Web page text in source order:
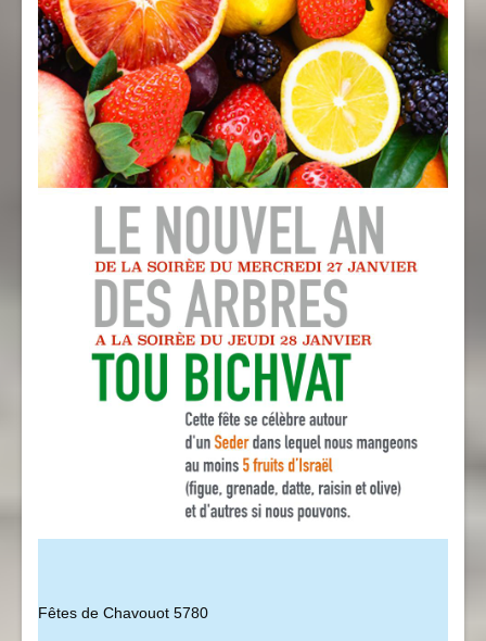
Fêtes de Chavouot 5780